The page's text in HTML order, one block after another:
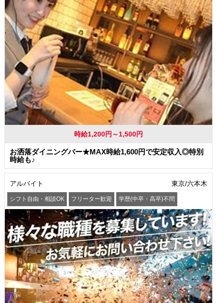
時給1,200円～1,500円
お洒落ダイニングバー★MAX時給1,600円で安定収入◎特別
時給も♪
アルバイト 東京/六本木
シフト自由・相談OK フリーター歓迎 学歴(中卒・高卒)不問
髪型・髪色自由 交通費支給